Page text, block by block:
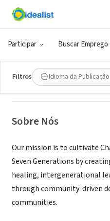
Participar Buscar Emprego
Filtros Idioma da Publicação
ONG (SETOR SOCIAL)
MILPA
Sobre Nós
Our mission is to cultivate
Seven Generations by
healing, intergenerational
through community-driven
communities.